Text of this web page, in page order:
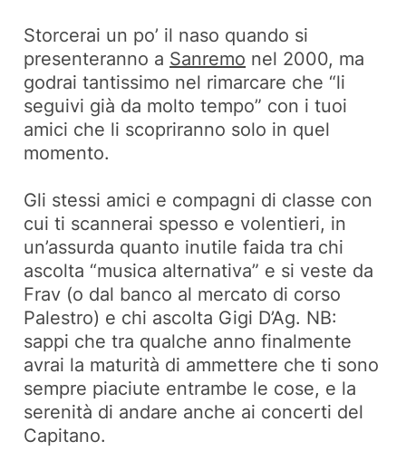
Storcerai un po’ il naso quando si
presenteranno a Sanremo nel 2000, ma
godrai tantissimo nel rimarcare che “li
seguivi già da molto tempo” con i tuoi
amici che li scopriranno solo in quel
momento.
Gli stessi amici e compagni di classe con
cui ti scannerai spesso e volentieri, in
un’assurda quanto inutile faida tra chi
ascolta “musica alternativa” e si veste da
Frav (o dal banco al mercato di corso
Palestro) e chi ascolta Gigi D’Ag. NB:
sappi che tra qualche anno finalmente
avrai la maturità di ammettere che ti sono
sempre piaciute entrambe le cose, e la
serenità di andare anche ai concerti del
Capitano.